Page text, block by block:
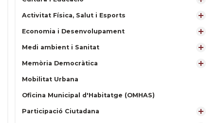
Activitat Física, Salut i Esports
Economia i Desenvolupament
Medi ambient i Sanitat
Memòria Democràtica
Mobilitat Urbana
Oficina Municipal d'Habitatge (OMHAS)
Participació Ciutadana